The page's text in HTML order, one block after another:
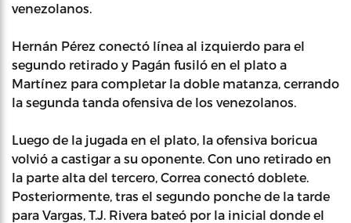
venezolanos.
Hernán Pérez conectó línea al izquierdo para el
segundo retirado y Pagán fusiló en el plato a
Martínez para completar la doble matanza, cerrando
la segunda tanda ofensiva de los venezolanos.
Luego de la jugada en el plato, la ofensiva boricua
volvió a castigar a su oponente. Con uno retirado en
la parte alta del tercero, Correa conectó doblete.
Posteriormente, tras el segundo ponche de la tarde
para Vargas, T.J. Rivera bateó por la inicial donde el